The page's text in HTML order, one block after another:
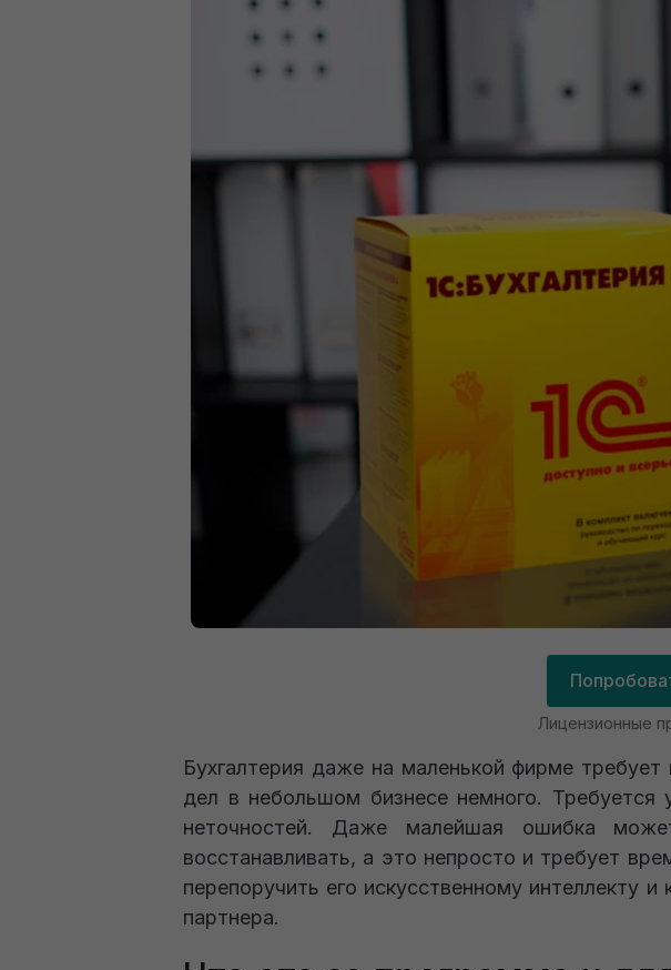
Лицензионные
Бухгалтерия даже на маленькой фирме
дел в небольшом бизнесе немного. Требуется
неточностей. Даже малейшая ошибка
восстанавливать, а это непросто и требует
перепоручить его искусственному интеллекту
партнера.